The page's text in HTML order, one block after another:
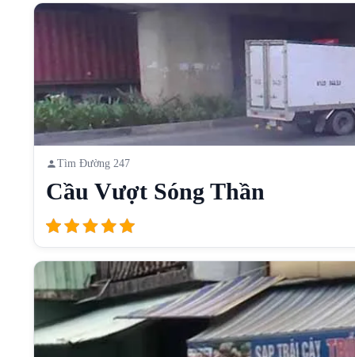
Tìm Đường 247
Cầu Vượt Sóng Thần